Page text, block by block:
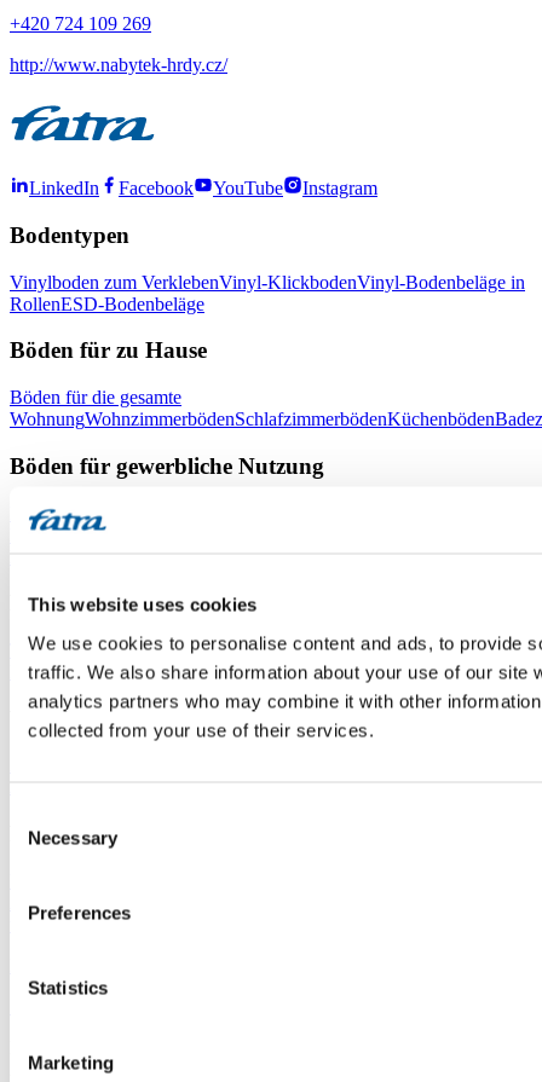
This website uses cookies
We use cookies to personalise content and ads, to provide
traffic. We also share information about your use of our site
analytics partners who may combine it with other
collected from your use of their services.
Selection
Necessary
Preferences
Statistics
Marketing
+420 724 109 269
http://www.nabytek-hrdy.cz/
LinkedIn Facebook YouTube Instagram
Bodentypen
Vinylboden zum VerklebenVinyl-KlickbodenVinyl-Bodenbeläge in
RollenESD-Bodenbeläge
Böden für zu Hause
Böden für die gesamte
WohnungWohnzimmerbödenSchlafzimmerbödenKüchenböden
Böden für gewerbliche Nutzung
BürobödenBöden für Schulen und Kindergärten
Krankenhäuser und Gesundheitseinrichtungen
Produktreihen
Thermofix PROMarilo FatraClickRS-clickNovoflor ExtraGaris
HSDElektrostatik
Wichtige Links
Fatra a.s.
Aktuelles
27465021, mit Sitz in třída Tomáše Bati 1541, 763 61 Napajedla,